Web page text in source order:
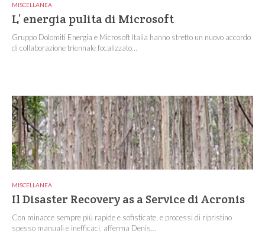
MISCELLANEA
L’ energia pulita di Microsoft
Gruppo Dolomiti Energia e Microsoft Italia hanno stretto un nuovo accordo
di collaborazione triennale focalizzato...
MISCELLANEA
Il Disaster Recovery as a Service di Acronis
Con minacce sempre più rapide e sofisticate, e processi di ripristino
spesso manuali e inefficaci, afferma Denis...